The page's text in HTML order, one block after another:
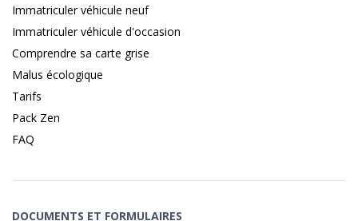
Immatriculer véhicule neuf
Immatriculer véhicule d'occasion
Comprendre sa carte grise
Malus écologique
Tarifs
Pack Zen
FAQ
DOCUMENTS ET FORMULAIRES